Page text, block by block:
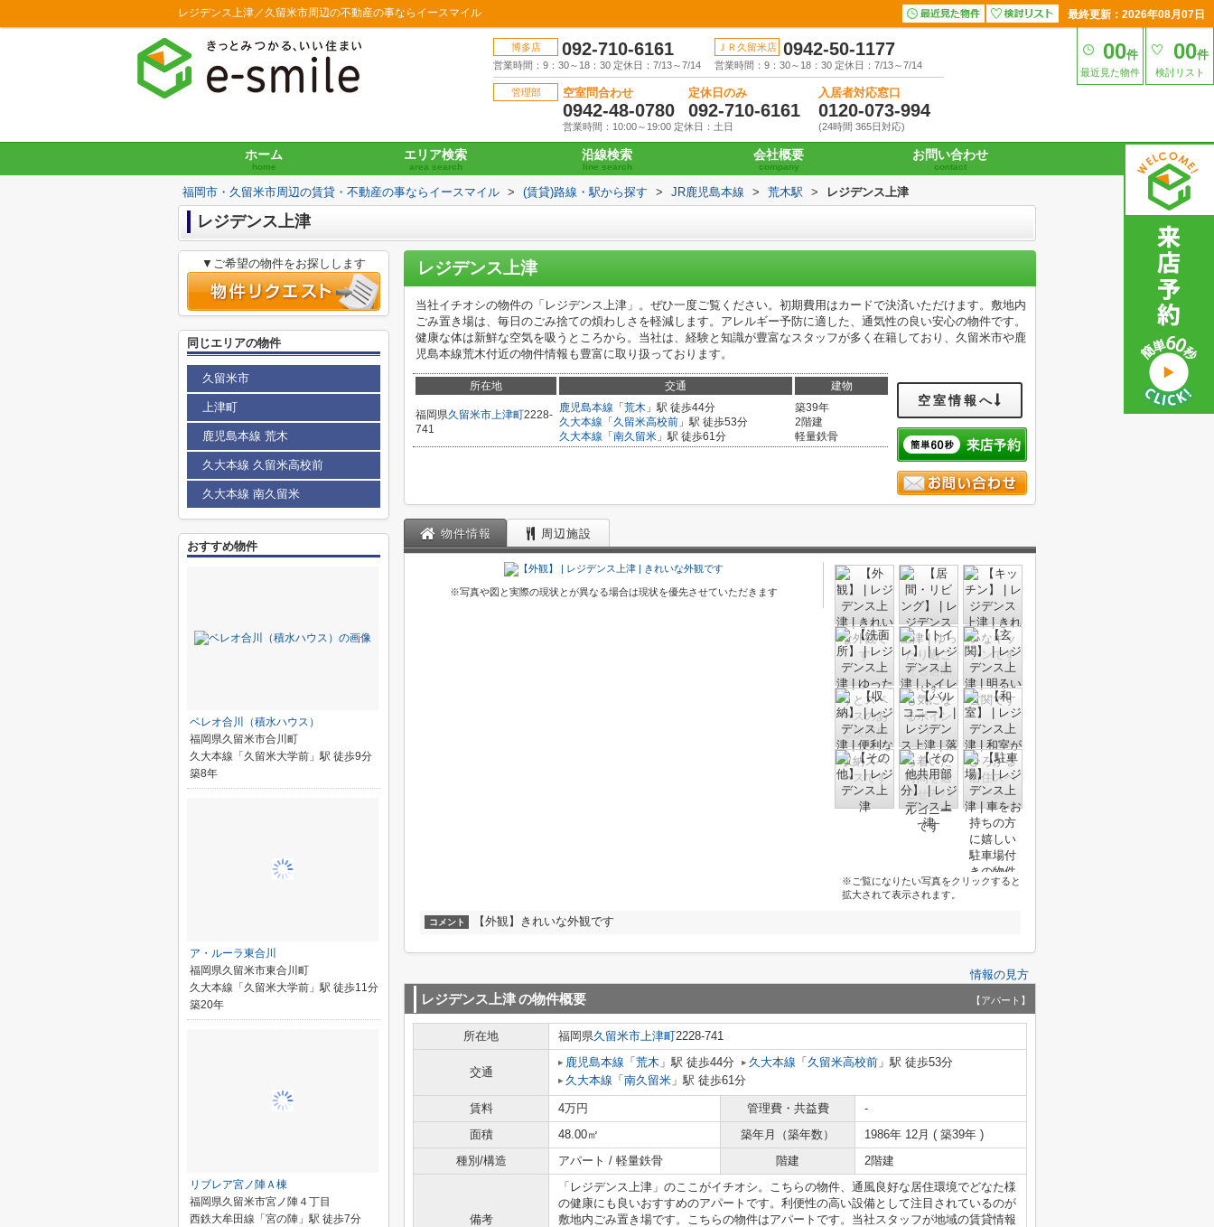
レジデンス上津／久留米市周辺の不動産の事ならイースマイル 最終更新：2026年08月07日
博多店 092-710-6161
営業時間：9：30～18：30 定休日：7/13～7/14
ＪＲ久留米店 0942-50-1177
営業時間：9：30～18：30 定休日：7/13～7/14
管理部 空室問合わせ
0942-48-0780
定休日のみ
092-710-6161
営業時間：10:00～19:00 定休日：土日
入居者対応窓口
0120-073-994
(24時間 365日対応)
00件
最近見た物件
00件
検討リスト
ホーム
home
エリア検索
area search
沿線検索
line search
会社概要
company
お問い合わせ
contact
福岡市・久留米市周辺の賃貸・不動産の事ならイースマイル > (賃貸)路線・駅から探す > JR鹿児島本線 > 荒木駅 > レジデンス上津
レジデンス上津
レジデンス上津
当社イチオシの物件の「レジデンス上津」。ぜひ一度ご覧ください。初期費用はカードで決済いただけます。敷地内
ごみ置き場は、毎日のごみ捨ての煩わしさを軽減します。アレルギー予防に適した、通気性の良い安心の物件です。
健康な体は新鮮な空気を吸うところから。当社は、経験と知識が豊富なスタッフが多く在籍しており、久留米市や鹿
児島本線荒木付近の物件情報も豊富に取り扱っております。
所在地 交通 建物
福岡県久留米市上津町2228-
741
鹿児島本線 「 荒木 」駅 徒歩44分
久大本線 「 久留米高校前 」駅 徒歩53分
久大本線 「 南久留米 」駅 徒歩61分
築39年
2階建
軽量鉄骨
空室情報へ
物件情報 周辺施設
※写真や図と実際の現状とが異なる場合は現状を優先させていただきます
※ご覧になりたい写真をクリックすると
拡大されて表示されます。
コメント 【外観】きれいな外観です
情報の見方
レジデンス上津の物件概要 【アパート】
所在地 福岡県久留米市上津町2228-741
交通
鹿児島本線 「 荒木 」駅 徒歩44分 久大本線 「 久留米高校前 」駅 徒歩53分
久大本線 「 南久留米 」駅 徒歩61分
賃料 4万円 管理費・共益費
-
面積
48.00㎡ 築年月（築年数）
1986年 12月 ( 築39年 )
種別/構造
アパート / 軽量鉄骨 階建 2階建
備考
「レジデンス上津」のここがイチオシ。こちらの物件、通風良好な居住環境でどなた様
の健康にも良いおすすめのアパートです。利便性の高い設備として注目されているのが
敷地内ごみ置き場です。こちらの物件はアパートです。当社スタッフが地域の賃貸情報
▼ご希望の物件をお探しします
同じエリアの物件
久留米市
上津町
鹿児島本線 荒木
久大本線 久留米高校前
久大本線 南久留米
おすすめ物件
ベレオ合川（積水ハウス）
福岡県久留米市合川町
久大本線「久留米大学前」駅 徒歩9分
築8年
ア・ルーラ東合川
福岡県久留米市東合川町
久大本線「久留米大学前」駅 徒歩11分
築20年
リブレア宮ノ陣Ａ棟
福岡県久留米市宮ノ陣４丁目
西鉄大牟田線「宮の陣」駅 徒歩7分